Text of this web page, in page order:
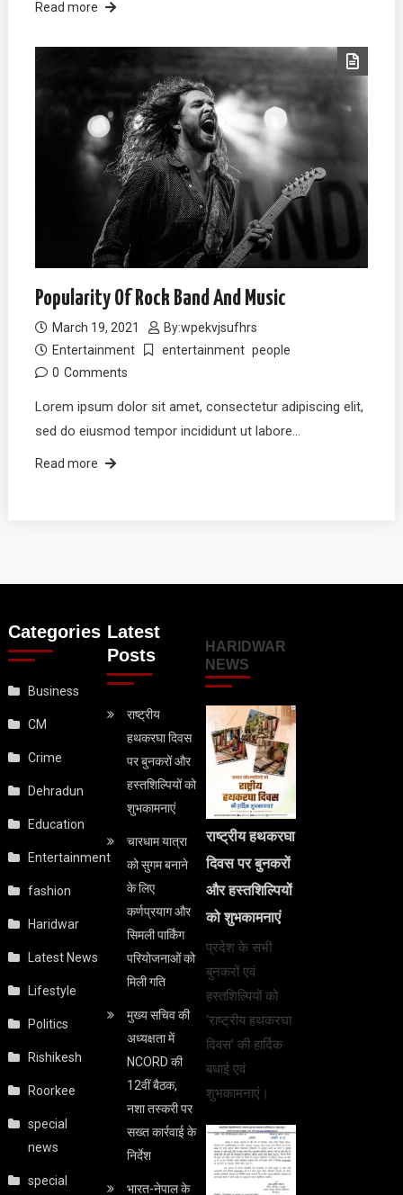
Read more
Popularity Of Rock Band And Music
March 19, 2021 By:wpekvjsufhrs
Entertainment
entertainment people
0 Comments
Lorem ipsum dolor sit amet, consectetur adipiscing elit,
sed do eiusmod tempor incididunt ut labore…
Read more
Categories
Business
CM
Crime
Dehradun
Education
Entertainment
fashion
Haridwar
Latest News
Lifestyle
Politics
Rishikesh
Roorkee
special
news
special
Latest
Posts
राष्ट्रीय
हथकरघा दिवस
पर बुनकरों और
हस्तशिल्पियों को
शुभकामनाएं
चारधाम यात्रा
को सुगम बनाने
के लिए
कर्णप्रयाग और
सिमली पार्किंग
परियोजनाओं को
मिली गति
मुख्य सचिव की
अध्यक्षता में
NCORD की
12वीं बैठक,
नशा तस्करी पर
सख्त कार्रवाई के
निर्देश
भारत-नेपाल के
HARIDWAR
NEWS
राष्ट्रीय हथकरघा
दिवस पर बुनकरों
और हस्तशिल्पियों
को शुभकामनाएं
प्रदेश के सभी
बुनकरों एवं
हस्तशिल्पियों को
‘राष्ट्रीय हथकरघा
दिवस’ की हार्दिक
बधाई एवं
शुभकामनाएं।